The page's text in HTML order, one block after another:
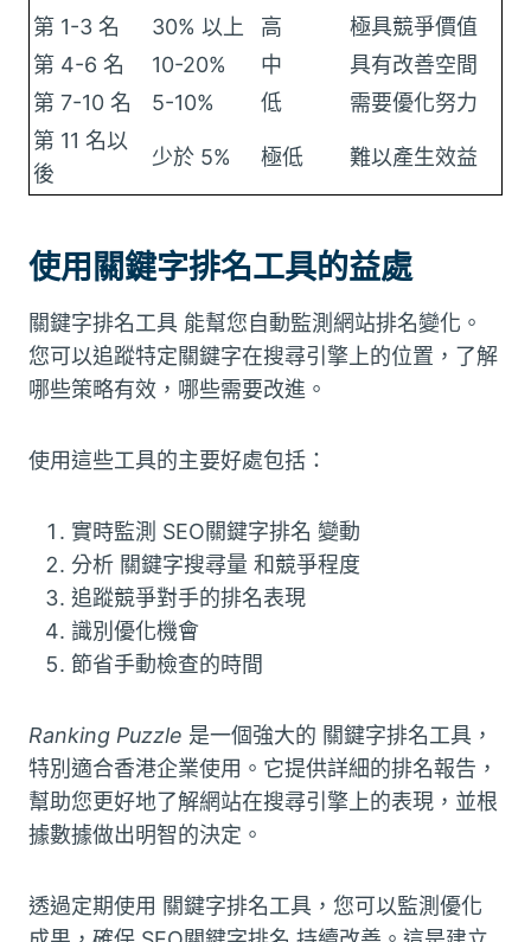
第 1-3 名
30% 以上 高
極具競爭價值
第 4-6 名
10-20% 中
具有改善空間
第 7-10 名
5-10% 低
需要優化努力
第 11 名以
後
少於 5% 極低 難以產生效益
使用關鍵字排名工具的益處
關鍵字排名工具 能幫您自動監測網站排名變化。
您可以追蹤特定關鍵字在搜尋引擎上的位置，了解
哪些策略有效，哪些需要改進。
使用這些工具的主要好處包括：
實時監測 SEO關鍵字排名 變動
分析 關鍵字搜尋量 和競爭程度
追蹤競爭對手的排名表現
識別優化機會
節省手動檢查的時間
Ranking Puzzle 是一個強大的 關鍵字排名工具，
特別適合香港企業使用。它提供詳細的排名報告，
幫助您更好地了解網站在搜尋引擎上的表現，並根
據數據做出明智的決定。
透過定期使用 關鍵字排名工具，您可以監測優化